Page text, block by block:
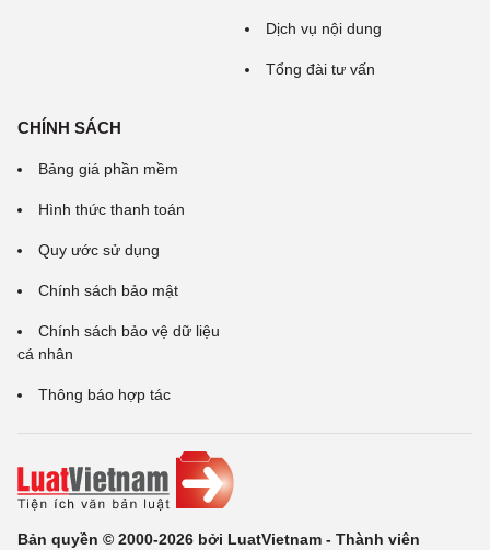
Dịch vụ nội dung
Tổng đài tư vấn
CHÍNH SÁCH
Bảng giá phần mềm
Hình thức thanh toán
Quy ước sử dụng
Chính sách bảo mật
Chính sách bảo vệ dữ liệu
cá nhân
Thông báo hợp tác
Bản quyền © 2000-2026 bởi LuatVietnam - Thành viên